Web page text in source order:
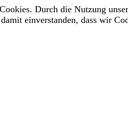
Durch die Nutzung
einverstanden, dass wir